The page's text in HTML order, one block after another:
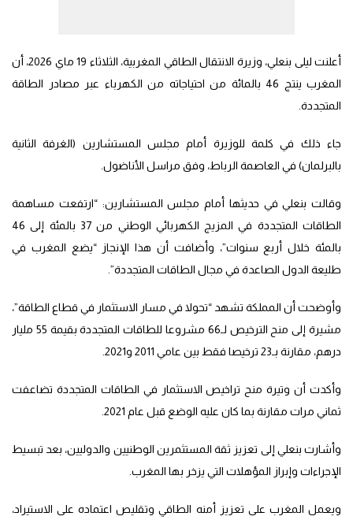
أعلنت ليلى بنعلي، وزيرة الانتقال الطاقي المغربية، الثلاثاء 19 ماي 2026، أن
المغرب ينتج 46 بالمائة من احتياجاته من الكهرباء عبر مصادر الطاقة
المتجددة.
جاء ذلك في كلمة للوزيرة أمام مجلس المستشارين (الغرفة الثانية
بالبرلمان) في العاصمة الرباط، وفق مراسل الأناضول.
وقالت بنعلي في حديثها أمام مجلس المستشارين: “ارتفعت مساهمة
الطاقات المتجددة في المزيج الكهربائي الوطني من 37 بالمئة إلى 46
بالمئة خلال أربع سنوات”، وأضافت أن هذا الإنجاز “يضع المغرب في
طليعة الدول الصاعدة في مجال الطاقات المتجددة”.
وأوضحت أن المملكة تشهد “تحولا في مسار الاستثمار في قطاع الطاقة”،
مشيرة إلى منح الترخيص لـ66 مشروعا للطاقات المتجددة بقيمة 55 مليار
درهم، مقارنة بـ23 ترخيصا فقط بين عامي 2011 و2021.
وأكدت أن وتيرة منح تراخيص الاستثمار في الطاقات المتجددة تضاعفت
ثماني مرات مقارنة بما كان عليه الوضع قبل عام 2021.
وأشارت بنعلي إلى تعزيز ثقة المستثمرين الوطنيين والدوليين، بعد تبسيط
الإجراءات وإبراز المؤهلات التي يزخر بها المغرب.
ويعمل المغرب على تعزيز أمنه الطاقي وتقليص اعتماده على الاستيراد،